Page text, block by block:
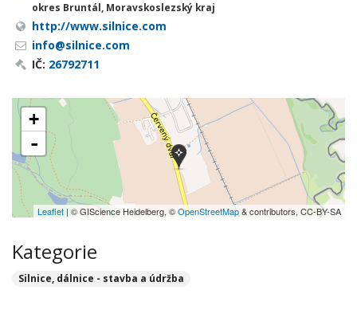
okres Bruntál, Moravskoslezský kraj
http://www.silnice.com
info@silnice.com
IČ: 26792711
+
-
Leaflet | © GIScience Heidelberg, ©OpenStreetMap& contributors, CC-BY-SA
Kategorie
Silnice, dálnice - stavba a údržba